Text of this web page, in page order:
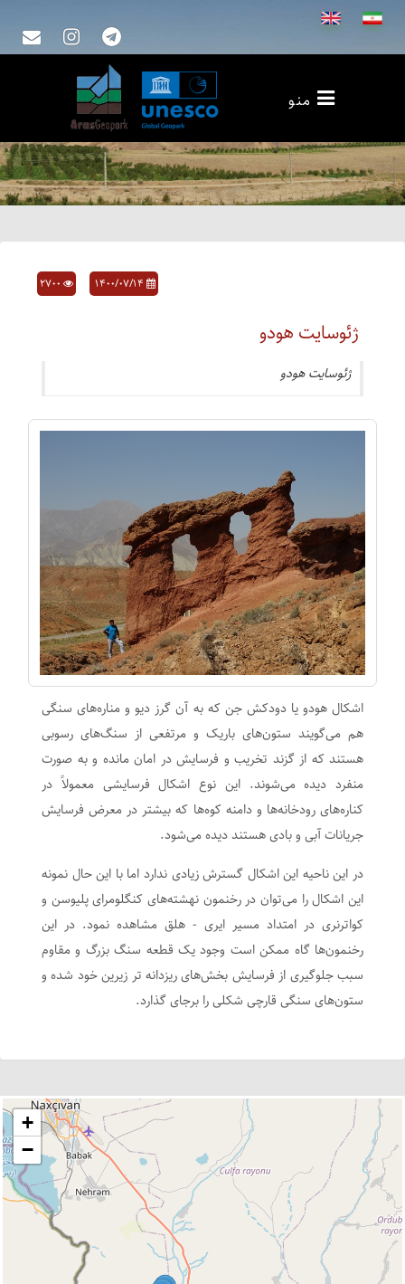
منو
ژئوسایت هودو
ژئوسایت هودو
اشکال هودو یا دودکش جن که به آن گرز دیو و مناره‌های سنگی
هم می‌گویند ستو‌ن‌های باریک و مرتفعی از سنگ‌های رسوبی
هستند که از گزند تخریب و فرسایش در امان مانده و به صورت
منفرد دیده می‌شوند. این نوع اشکال فرسایشی معمولاً در
کناره‌های رودخانه‌ها و دامنه کوه‌ها که بیشتر در معرض فرسایش
جریانات آبی و بادی هستند دیده می‌شود.
در این ناحیه این اشکال گسترش زیادی ندارد اما با این حال نمونه
این اشکال را می‌توان در رخنمون نهشته‌های کنگلومرای پلیوسن و
کواترنری در امتداد مسیر ایری - هلق مشاهده نمود. در این
رخنمون‌ها گاه ممکن است وجود یک قطعه سنگ بزرگ و مقاوم
سبب جلوگیری از فرسایش بخش‌های ریزدانه تر زیرین خود شده و
ستون‌های سنگی قارچی شکلی را برجای گذارد.
+
−